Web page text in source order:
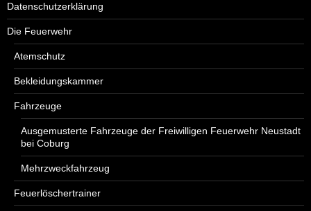
Datenschutzerklärung
Die Feuerwehr
Atemschutz
Bekleidungskammer
Fahrzeuge
Ausgemusterte Fahrzeuge der Freiwilligen Feuerwehr Neustadt
bei Coburg
Mehrzweckfahrzeug
Feuerlöschertrainer